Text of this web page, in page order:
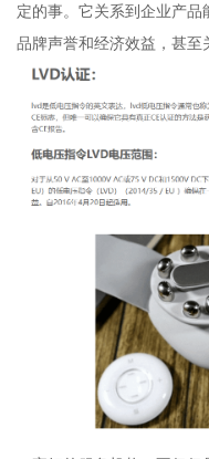
定的事。它关系到企业产
品牌声誉和经济效益，甚至